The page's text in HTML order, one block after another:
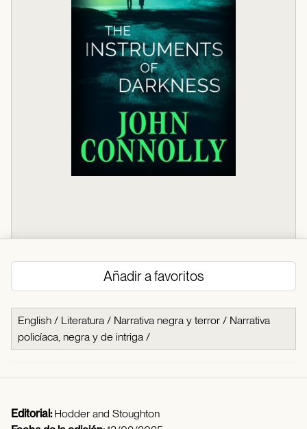
Añadir a favoritos
English / Literatura / Narrativa negra y terror / Narrativa
policíaca, negra y de intriga /
Editorial:Hodder and Stoughton